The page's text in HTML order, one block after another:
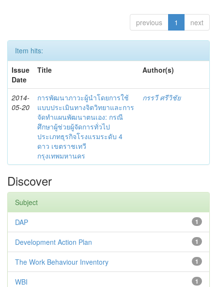
previous 1 next
Item hits:
Issue
Date
Title Author(s)
2014-
05-20
การพัฒนาภาวะผู้นำโดยการใช้
แบบประเมินทางจิตวิทยาและการ
จัดทำแผนพัฒนาตนเอง: กรณี
ศึกษาผู้ช่วยผู้จัดการทั่วไป
ประเภทธุรกิจโรงแรมระดับ 4
ดาว เขตราชเทวี
กรุงเทพมหานคร
กรรวี ศรีวิชัย
Discover
Subject
1
DAP
1
Development Action Plan
1
The Work Behaviour Inventory
1
WBI